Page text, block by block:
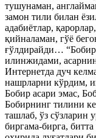
тушунаман,
замон тили билан
адабиётлар,
қийналаман, гўё
ғўлдирайди…
илинжидами,
Интернетда дуч
нашрларни кўрдим,
Бобир асари эмас,
Бобирнинг тилини
ташлаб, ўз сўзларин
биргама-бирга,